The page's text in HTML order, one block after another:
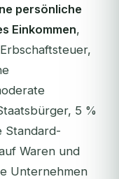
persönliche
Einkommen,
5 %
Standard-
Waren und
Unternehmen